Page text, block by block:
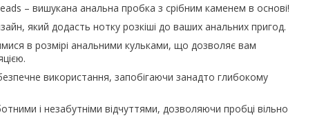
– вишукана анальна пробка з срібним каменем в основі!
який додасть нотку розкіші до ваших анальних пригод.
в розмірі анальними кульками, що дозволяє вам
використання, запобігаючи занадто глибокому
і незабутніми відчуттями, дозволяючи пробці вільно